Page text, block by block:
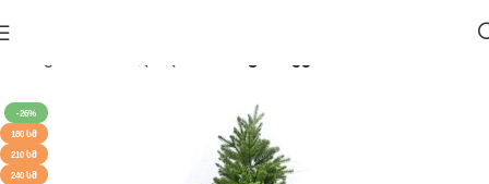
-26%
180 ᲡᲛ
210 ᲡᲛ
240 ᲡᲛ